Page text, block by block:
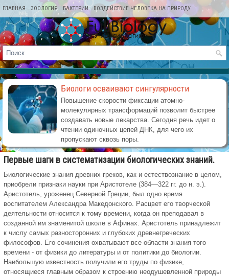
ГЛАВНАЯ ЗООЛОГИЯ БАКТЕРИИ ВОЗДЕЙСТВИЕ ЧЕЛОВЕКА НА ПРИРОДУ
КАРТА САЙТА
Биологи осваивают сингулярности
Повышение скорости фиксации атомно-
молекулярных трансформаций позволит быстрее
создавать новые лекарства. Сегодня речь идет о
чтении одиночных цепей ДНК, для чего их
пропускают сквозь поры.
Первые шаги в систематизации биологических знаний.
Биологические знания древних греков, как и естествознание в целом,
приобрели признаки науки при Аристотеле (384—322 гг. до н. э.).
Аристотель, уроженец Северной Греции, был одно время
воспитателем Александра Македонского. Расцвет его творческой
деятельности относится к тому времени, когда он преподавал в
созданной им знаменитой школе в Афинах. Аристотель принадлежит
к числу самых разносторонних и глубоких древнегреческих
философов. Его сочинения охватывают все области знания того
времени - от физики до литературы и от политики до биологии.
Наибольшую известность получили его труды по физике,
относящиеся главным образом к строению неодушевленной природы